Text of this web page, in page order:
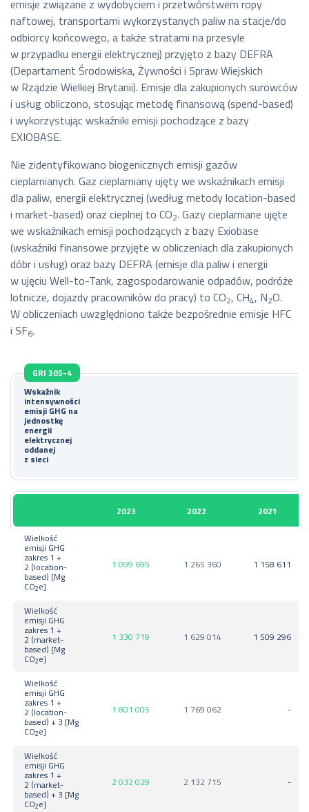
emisje związane z wydobyciem i przetwórstwem ropy
naftowej, transportami wykorzystanych paliw na stacje/do
odbiorcy końcowego, a także stratami na przesyle
w przypadku energii elektrycznej) przyjęto z bazy DEFRA
(Departament Środowiska, Żywności i Spraw Wiejskich
w Rządzie Wielkiej Brytanii). Emisje dla zakupionych surowców
i usług obliczono, stosując metodę finansową (spend-based)
i wykorzystując wskaźniki emisji pochodzące z bazy
EXIOBASE.
Nie zidentyfikowano biogenicznych emisji gazów
cieplarnianych. Gaz cieplarniany ujęty we wskaźnikach emisji
dla paliw, energii elektrycznej (według metody location-based
i market-based) oraz cieplnej to CO2. Gazy cieplarniane ujęte
we wskaźnikach emisji pochodzących z bazy Exiobase
(wskaźniki finansowe przyjęte w obliczeniach dla zakupionych
dóbr i usług) oraz bazy DEFRA (emisje dla paliw i energii
w ujęciu Well-to-Tank, zagospodarowanie odpadów, podróże
lotnicze, dojazdy pracowników do pracy) to CO2, CH4, N2O.
W obliczeniach uwzględniono także bezpośrednie emisje HFC
i SF6.
GRI 305-4
Wskaźnik
intensywności
emisji GHG na
jednostkę
energii
elektrycznej
oddanej
z sieci
2023 2022 2021
Wielkość
emisji GHG
zakres 1 +
2 (location-
based) [Mg
CO2e]
1 099 695 1 265 360 1 158 611
Wielkość
emisji GHG
zakres 1 +
2 (market-
based) [Mg
CO2e]
1 330 719 1 629 014 1 509 296
Wielkość
emisji GHG
zakres 1 +
2 (location-
based) + 3 [Mg
CO2e]
1 801 005 1 769 062 -
Wielkość
emisji GHG
zakres 1 +
2 (market-
based) + 3 [Mg
CO2e]
2 032 029 2 132 715 -